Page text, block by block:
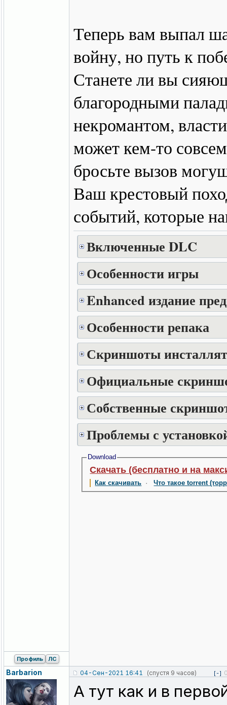
Теперь вам выпал
войну, но путь к
Станете ли вы
благородными
некромантом,
может кем-то
бросьте вызов
Ваш крестовый
событий, которые
Включенные DLC
Особенности игры
Enhanced издание
Особенности репака
Скриншоты
Официальные
Собственные
Проблемы с
Download
Скачать (бесплатно и на
Как скачивать ·Что такое torrent
Профиль ЛС
Barbarion 04-Сен-2021 16:41 (спустя 9 часов) [-]
А тут как и в